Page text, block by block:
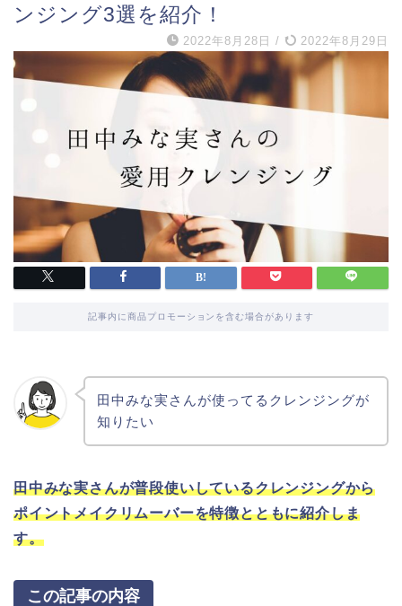
ンジング3選を紹介！
2022年8月28日 / 2022年8月29日
記事内に商品プロモーションを含む場合があります
田中みな実さんが使ってるクレンジングが
知りたい
田中みな実さんが普段使いしているクレンジングから
ポイントメイクリムーバーを特徴とともに紹介しま
す。
この記事の内容